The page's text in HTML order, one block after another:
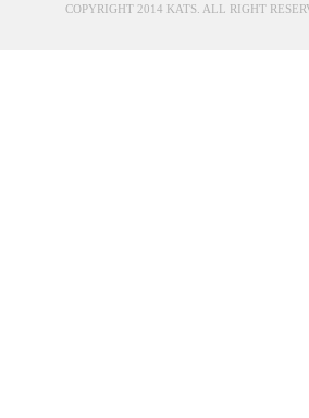
COPYRIGHT 2014 KATS. ALL RIGHT